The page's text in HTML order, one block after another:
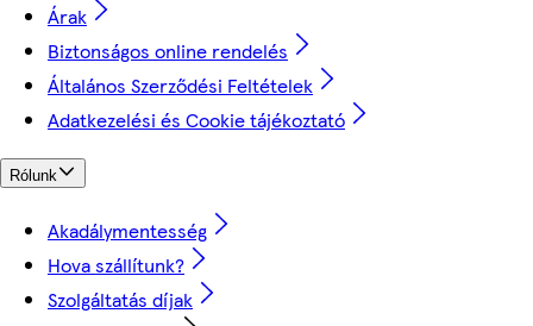
Árak
Biztonságos online rendelés
Általános Szerződési Feltételek
Adatkezelési és Cookie tájékoztató
Rólunk
Akadálymentesség
Hova szállítunk?
Szolgáltatás díjak